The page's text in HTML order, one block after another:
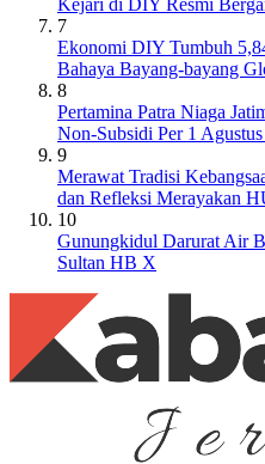
Kejari di DIY Resmi
7
Ekonomi DIY Tumbuh
Bahaya Bayang-bayang
8
Pertamina Patra Niaga
Non-Subsidi Per 1
9
Merawat Tradisi
dan Refleksi Merayakan
10
Gunungkidul Darurat Air
Sultan HB X